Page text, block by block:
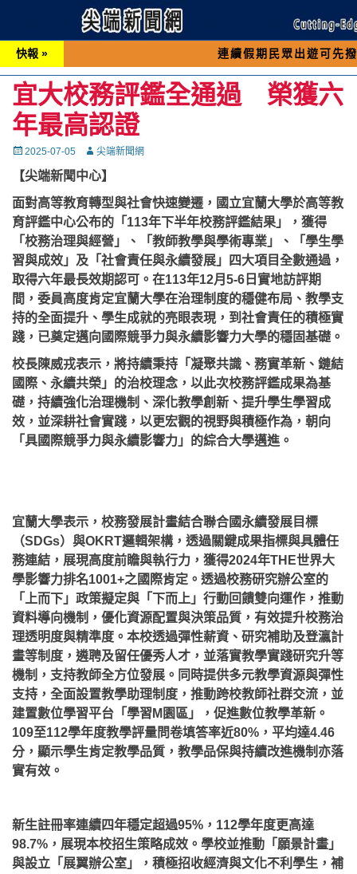
快報 » 連續假期民眾出遊可先撥打交通 「
宜大校務評鑑全通過 榮獲六
年最高認證
Posted
2025-07-05 Autor尖端新聞網
【尖端新聞中心】
面對高等教育轉型與社會快速變遷，國立宜蘭大學於高等教
育評鑑中心公布的「113年下半年校務評鑑結果」，獲得
「校務治理與經營」、「教師教學與學術專業」、「學生學
習與成效」及「社會責任與永續發展」四大項目全數通過，
取得六年最長效期認可。在113年12月5-6日實地訪評期
間，委員高度肯定宜蘭大學在治理制度的穩健布局、教學支
持的全面提升、學生成就的亮眼表現，到社會責任的積極實
踐，已奠定邁向國際競爭力與永續影響力大學的穩固基礎。
校長陳威戎表示，將持續秉持「凝聚共識、務實革新、鏈結
國際、永續共榮」的治校理念，以此次校務評鑑成果為基
礎，持續強化治理機制、深化教學創新、提升學生學習成
效，並深耕社會實踐，以更宏觀的視野與積極作為，朝向
「具國際競爭力與永續影響力」的綜合大學邁進。
宜蘭大學表示，校務發展計畫結合聯合國永續發展目標
（SDGs）與OKRT邏輯架構，透過關鍵成果指標與具體任
務連結，展現高度前瞻與執行力，獲得2024年THE世界大
學影響力排名1001+之國際肯定。透過校務研究辦公室的
「上而下」政策擬定與「下而上」行動回饋雙向運作，推動
資料導向機制，優化資源配置與決策品質，有效提升校務治
理透明度與精準度。 本校透過彈性薪資、研究補助及登瀛計
畫等制度，遴聘及留任優秀人才，並落實教學實踐研究升等
機制，支持教師全方位發展。同時提供多元教學資源與彈性
支持，全面設置教學助理制度，推動跨校教師社群交流，並
建置數位學習平台「學習M園區」，促進數位教學革新。
109至112學年度教學評量問卷填答率近80%，平均達4.46
分，顯示學生肯定教學品質，教學品保與持續改進機制亦落
實有效。
新生註冊率連續四年穩定超過95%，112學年度更高達
98.7%，展現本校招生策略成效。學校並推動「願景計畫」
與設立「展翼辦公室」，積極招收經濟與文化不利學生，補